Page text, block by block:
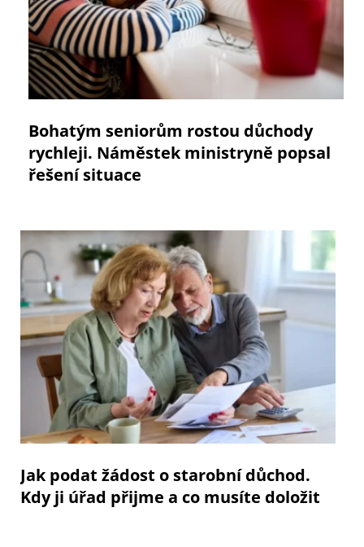
Bohatým seniorům rostou důchody
rychleji. Náměstek ministryně popsal
řešení situace
Jak podat žádost o starobní důchod.
Kdy ji úřad přijme a co musíte doložit